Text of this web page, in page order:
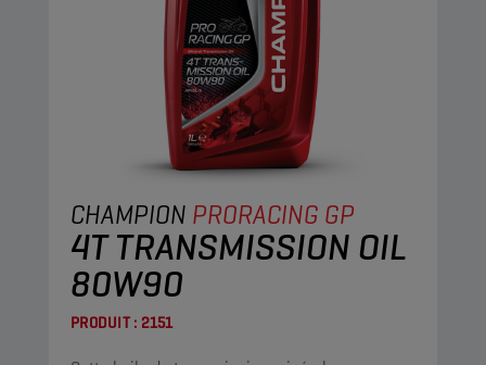
CHAMPION PRORACING GP
4T TRANSMISSION OIL
80W90
PRODUIT : 2151